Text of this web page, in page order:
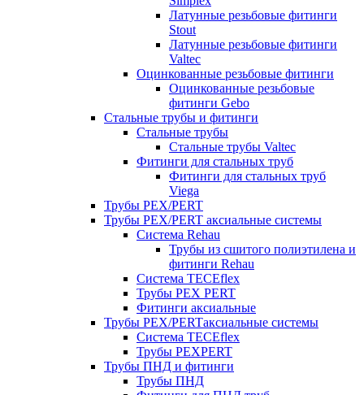
Латунные резьбовые фитинги
Stout
Латунные резьбовые фитинги
Valtec
Оцинкованные резьбовые фитинги
Оцинкованные резьбовые
фитинги Gebo
Стальные трубы и фитинги
Стальные трубы
Стальные трубы Valtec
Фитинги для стальных труб
Фитинги для стальных труб
Viega
Трубы PEX/PERT
Трубы PEX/PERT аксиальные системы
Система Rehau
Трубы из сшитого полиэтилена и
фитинги Rehau
Система TECEflex
Трубы PEX PERT
Фитинги аксиальные
Трубы PEX/PERTаксиальные системы
Система TECEflex
Трубы PEXPERT
Трубы ПНД и фитинги
Трубы ПНД